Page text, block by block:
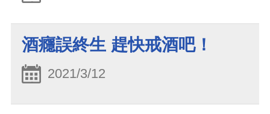
酒癮誤終生 趕快戒酒吧！
2021/3/12